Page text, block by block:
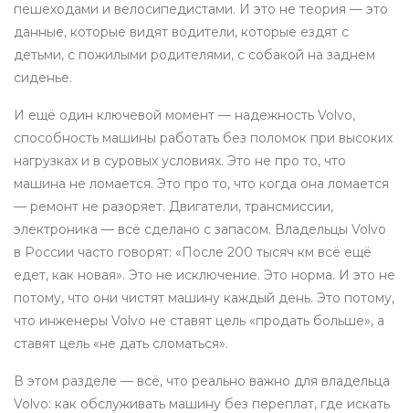
пешеходами и велосипедистами. И это не теория — это
данные, которые видят водители, которые ездят с
детьми, с пожилыми родителями, с собакой на заднем
сиденье.
И ещё один ключевой момент — надежность Volvo,
способность машины работать без поломок при высоких
нагрузках и в суровых условиях. Это не про то, что
машина не ломается. Это про то, что когда она ломается
— ремонт не разоряет. Двигатели, трансмиссии,
электроника — всё сделано с запасом. Владельцы Volvo
в России часто говорят: «После 200 тысяч км всё ещё
едет, как новая». Это не исключение. Это норма. И это не
потому, что они чистят машину каждый день. Это потому,
что инженеры Volvo не ставят цель «продать больше», а
ставят цель «не дать сломаться».
В этом разделе — всё, что реально важно для владельца
Volvo: как обслуживать машину без переплат, где искать